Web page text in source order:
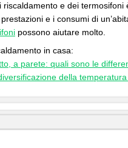
e dei
e i consumi di
possono aiutare molto.
in casa:
a parete: quali sono le
della